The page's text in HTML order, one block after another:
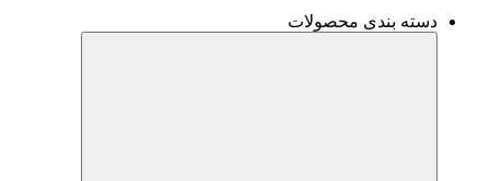
دسته بندی محصولات